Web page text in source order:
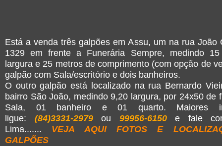
Está a venda três galpões em Assu, um na rua João
1329 em frente a Funerária Sempre, medindo
largura e 25 metros de comprimento (com opção de
galpão com Sala/escritório e dois banheiros.
O outro galpão está localizado na rua Bernardo
bairro São João, medindo 9,20 largura, por 24x50 de
Sala, 01 banheiro e 01 quarto. Maiores
ligue:
(84)3331-2979 ou 99956-6150
e fale
Lima.......
VEJA AQUI FOTOS E
GALPÕES